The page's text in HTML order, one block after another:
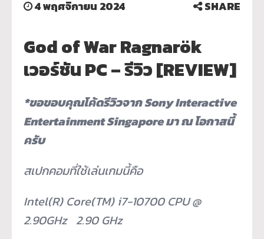
4 พฤศจิกายน 2024 SHARE
God of War Ragnarök
เวอร์ชัน PC – รีวิว [REVIEW]
*ขอขอบคุณโค้ดรีวิวจาก Sony Interactive
Entertainment Singapore มา ณ โอกาสนี้
ครับ
สเปกคอมที่ใช้เล่นเกมนี้คือ
Intel(R) Core(TM) i7-10700 CPU @
2.90GHz 2.90 GHz